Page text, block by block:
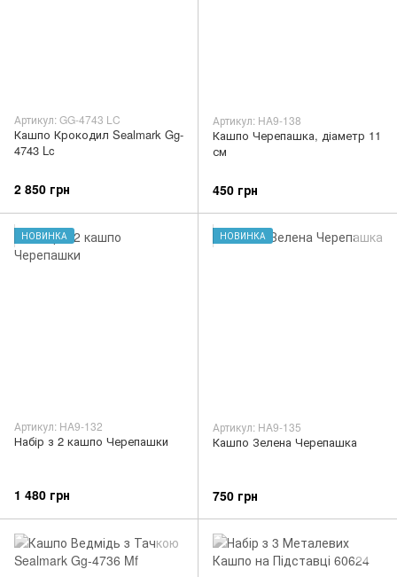
Артикул: GG-4743 LC
Кашпо Крокодил Sealmark Gg-
4743 Lc
2 850 грн
Артикул: HA9-138
Кашпо Черепашка, діаметр 11
см
450 грн
НОВИНКА
Артикул: HA9-132
Набір з 2 кашпо Черепашки
1 480 грн
НОВИНКА
Артикул: HA9-135
Кашпо Зелена Черепашка
750 грн